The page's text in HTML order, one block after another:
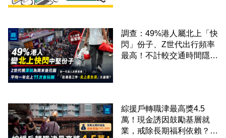
調查：49%港人屬北上「快
閃」份子、Z世代出行頻率
最高！不計較交通時間隱形
綜援戶轉職津最高獎4.5
萬！現金誘因鼓勵基層就
業，戒除長期福利依賴？鄧